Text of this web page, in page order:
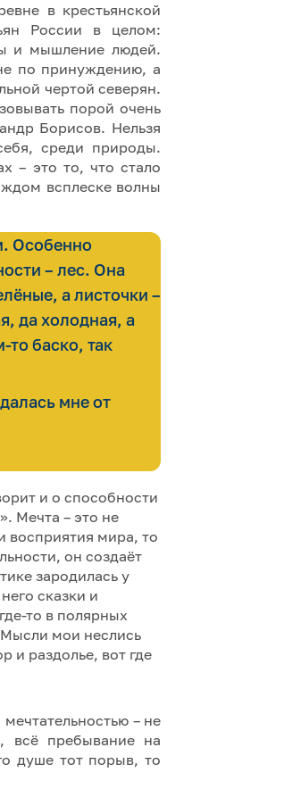
в крестьянской
России в целом:
и мышление людей.
по принуждению, а
чертой северян.
порой очень
Борисов. Нельзя
среди природы.
– это то, что стало
всплеске волны
Особенно
– лес. Она
а листочки –
да холодная, а
то баско, так
мне от
и о способности
Мечта – это не
восприятия мира, то
он создаёт
зародилась у
сказки и
то в полярных
мои неслись
и раздолье, вот где
– не
всё пребывание на
душе тот порыв, то